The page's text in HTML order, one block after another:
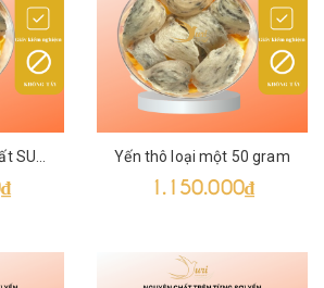
Yến thô loại một 50 gram
1.150.000₫